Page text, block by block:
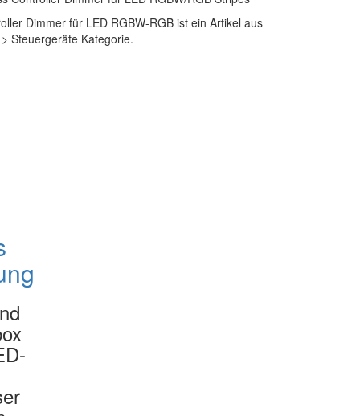
Dimmer für LED RGBW-RGB ist ein Artikel aus
Steuergeräte Kategorie.